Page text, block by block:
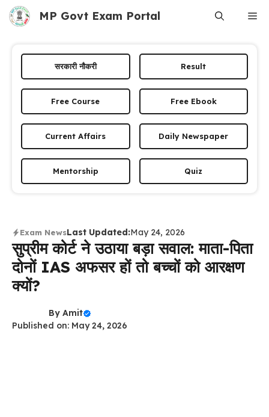
Skip
MP Govt Exam Portal
सरकारी नौकरी Result
Free Course Free Ebook
Current Affairs Daily Newspaper
Mentorship Quiz
Exam NewsLast Updated:May 24, 2026
सुप्रीम कोर्ट ने उठाया बड़ा सवाल: माता-पिता
दोनों IAS अफसर हों तो बच्चों को आरक्षण
क्यों?
By Amit
Published on: May 24, 2026